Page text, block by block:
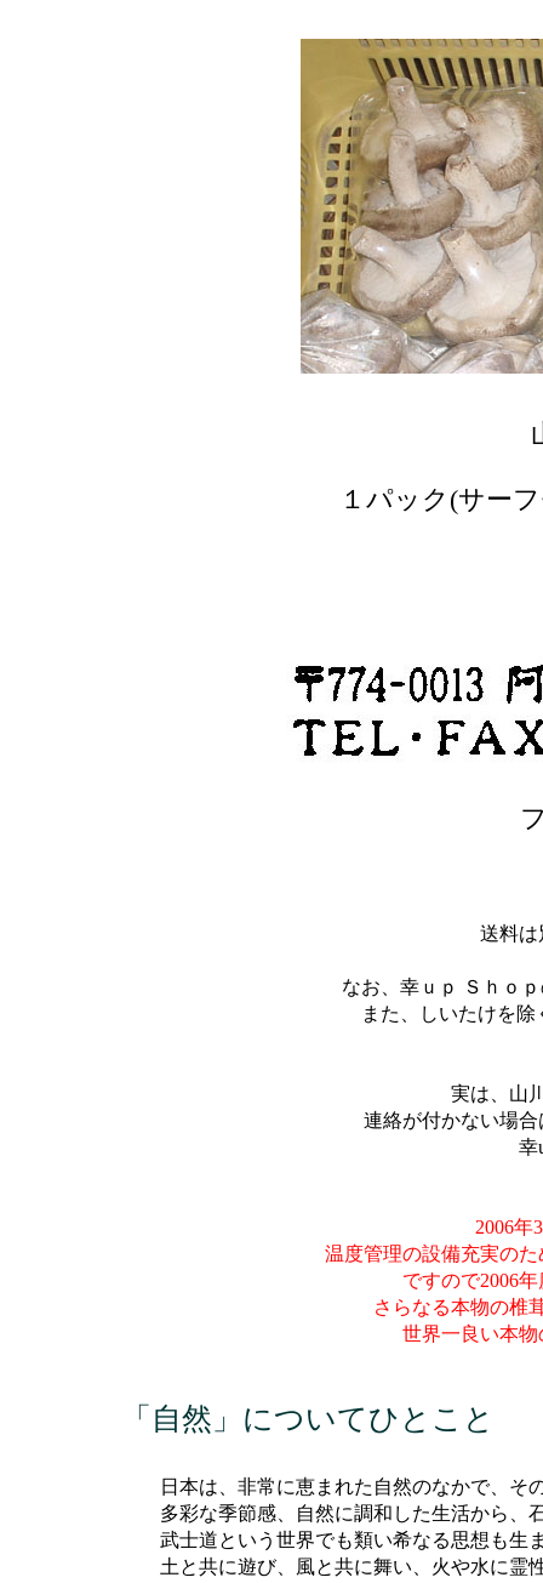
１パック(サー
送料は
なお、幸ｕｐ Ｓｈｏ
また、しいたけを
実は、山
連絡が付かない場
幸
2006年
温度管理の設備充実の
ですので2006
さらなる本物の椎
世界一良い本
「自然」についてひとこと
日本は、非常に恵まれた自然のなかで、そ
多彩な季節感、自然に調和した生活から、
武士道という世界でも類い希なる思想も生
土と共に遊び、風と共に舞い、火や水に霊